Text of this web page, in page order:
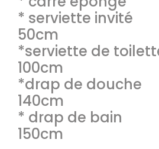
* serviette invité
50cm
*serviette de
100cm
*drap de
140cm
* drap de bain :
150cm